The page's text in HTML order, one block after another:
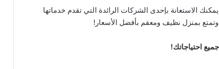
الاستعانة بإحدى الشركات الرائدة التي تقدم خدماتها
بمنزل نظيف ومعقم بأفضل الأسعار!
احتياجاتك!